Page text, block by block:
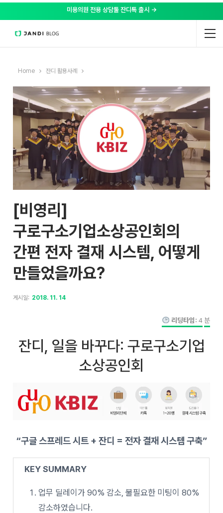
미용의원 전용 상담툴 잔디톡 출시 →
Home 잔디 활용사례
[비영리]
구로구소기업소상공인회의
간편 전자 결재 시스템, 어떻게
만들었을까요?
게시일: 2018. 11. 14
리딩타임: 4 분
잔디, 일을 바꾸다: 구로구소기업
소상공인회
“구글 스프레드 시트 + 잔디 = 전자 결재 시스템 구축”
KEY SUMMARY
업무 딜레이가 90% 감소, 불필요한 미팅이 80%
감소하였습니다.